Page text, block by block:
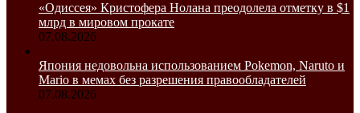
«Одиссея» Кристофера Нолана преодолела отметку в $1
млрд в мировом прокате
07.08.2026
Япония недовольна использованием Pokemon, Naruto и
Mario в мемах без разрешения правообладателей
07.08.2026